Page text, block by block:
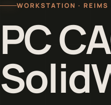
WORKSTATION · REIMS
PC